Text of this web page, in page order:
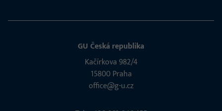
GU Česká republika
Kačírkova 982/4
15800 Praha
office@g-u.cz